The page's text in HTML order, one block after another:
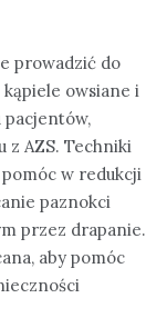
prowadzić do
kąpiele owsiane i
pacjentów,
z AZS. Techniki
w redukcji
paznokci
przez drapanie.
aby pomóc